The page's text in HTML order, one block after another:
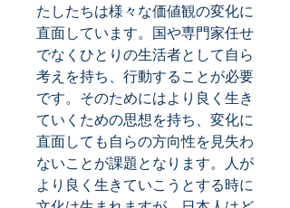
たしたちは様々な価値観の変化に
直面しています。国や専門家任せ
でなくひとりの生活者として自ら
考えを持ち、行動することが必要
です。そのためにはより良く生き
ていくための思想を持ち、変化に
直面しても自らの方向性を見失わ
ないことが課題となります。人が
より良く生きていこうとする時に